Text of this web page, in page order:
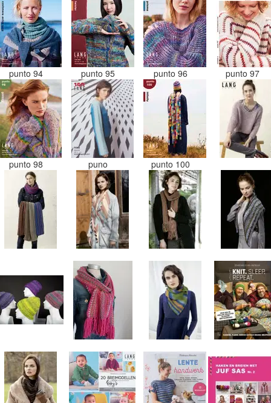
punto 94 punto 95 punto 96 punto 97
punto 98 puno punto 100